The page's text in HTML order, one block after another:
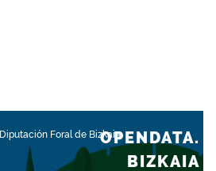
Diputación Foral de BizkaiaOPENDATA.
BIZKAIA